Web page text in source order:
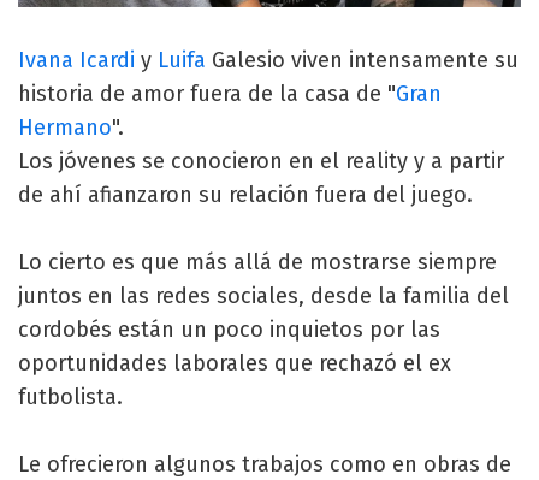
Ivana Icardi y Luifa Galesio viven intensamente su
historia de amor fuera de la casa de "Gran
Hermano".
Los jóvenes se conocieron en el reality y a partir
de ahí afianzaron su relación fuera del juego.
Lo cierto es que más allá de mostrarse siempre
juntos en las redes sociales, desde la familia del
cordobés están un poco inquietos por las
oportunidades laborales que rechazó el ex
futbolista.
Le ofrecieron algunos trabajos como en obras de